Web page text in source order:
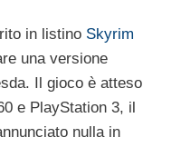
in listino Skyrim
una versione
Il gioco è atteso
e PlayStation 3, il
nulla in